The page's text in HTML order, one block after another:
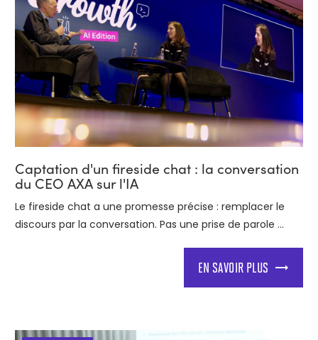
Captation d'un fireside chat : la conversation
du CEO AXA sur l'IA
Le fireside chat a une promesse précise : remplacer le
discours par la conversation. Pas une prise de parole ...
EN SAVOIR PLUS